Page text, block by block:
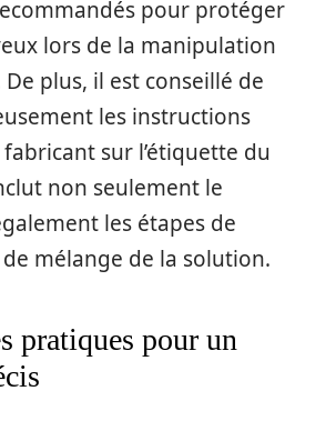
pour protéger
lors de la manipulation
plus, il est conseillé de
les instructions
sur l’étiquette du
non seulement le
les étapes de
mélange de la solution.
pratiques pour un